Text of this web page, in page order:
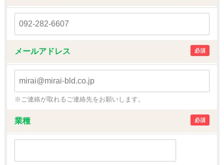
メールアドレス 必須
※ご連絡が取れるご連絡先をお願いします。
業種 必須